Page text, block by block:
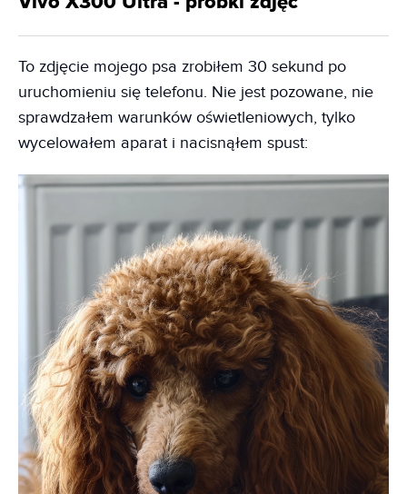
To zdjęcie mojego psa zrobiłem 30 sekund po
uruchomieniu się telefonu. Nie jest pozowane, nie
sprawdzałem warunków oświetleniowych, tylko
wycelowałem aparat i nacisnąłem spust: